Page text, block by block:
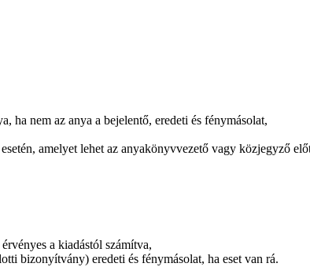
ha nem az anya a bejelentő, eredeti és fénymásolat,
amelyet lehet az anyakönyvvezető vagy közjegyző
a kiadástól számítva,
bizonyítvány) eredeti és fénymásolat, ha eset van rá.